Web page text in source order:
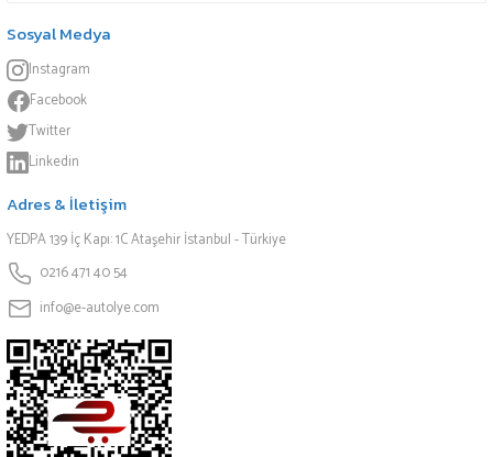
Sosyal Medya
Instagram
Facebook
Twitter
Linkedin
Adres & İletişim
YEDPA 139 İç Kapı: 1C Ataşehir İstanbul - Türkiye
0216 471 40 54
info@e-autolye.com